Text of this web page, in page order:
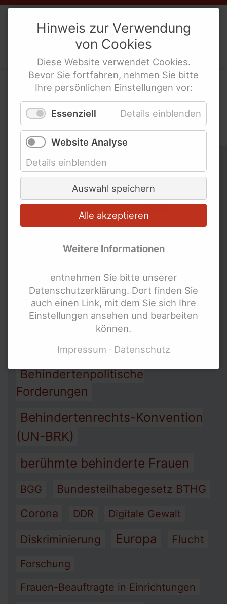
Social Media Netiquette
Erklärung zur Barrierefreiheit
Links und Adressen
Netzwerke und
Koordinierungsstellen für
behinderte Frauen
Links für Lesben und LSBTIQ* mit
Behinderung
Links für Mädchen mit Behinderung
Bundesweite Organisationen für
Bundesweite Frauenorganisationen
Bundesministerien und mehr
Internationale Links
Weibernetze.V.
Politische Interes­sen­ver­tre­tung
behinderte Frauen
In der WeiberZEIT nach
Schlagworten suchen
Ableismus
Abschied
Gleichbehandlungsgesetz AGG
Arbeit
Armut
Assistenz
Barrierefreiheit
Behindertengleichstellungsgesetz
Behindertenpolitische
Forderungen
Behindertenrechts-Konvention
(UN-BRK)
berühmte behinderte Frauen
BGG
Bundesteilhabegesetz BTHG
Corona
DDR Digitale Gewalt
Diskriminierung Europa Flucht
Forschung
Frauen-Beauftragte in Einrichtungen
Hinweis zur Verwendung
von Cookies
Diese Website verwendet Cookies.
Bevor Sie fortfahren, nehmen Sie bitte
Ihre persönlichen Einstellungen vor:
Essenziell Details einblenden
Website Analyse
Details einblenden
Auswahl speichern
Alle akzeptieren
Weitere Informationen
entnehmen Sie bitte unserer
Datenschutzerklärung. Dort finden Sie
auch einen Link, mit dem Sie sich Ihre
Einstellungen ansehen und bearbeiten
können.
Impressum
Datenschutz